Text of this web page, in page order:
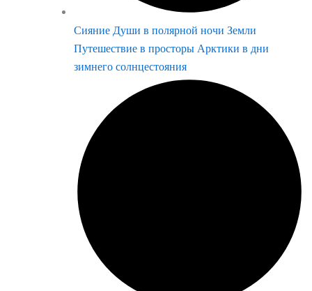
Сияние Души в полярной ночи Земли
Путешествие в просторы Арктики в дни
зимнего солнцестояния